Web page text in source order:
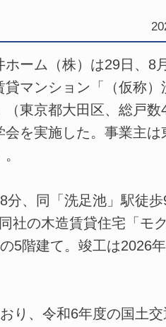
ーム（株）は29日、8
貸マンション「（仮称）
（東京都大田区、総戸
会を実施した。事業主は
、同「洗足池」駅徒
社の木造賃貸住宅「モ
5階建て。竣工は2026
り、令和6年度の国土